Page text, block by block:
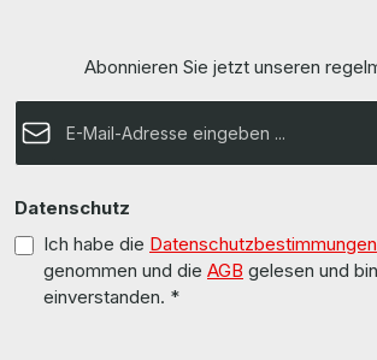
Abonnieren Sie jetzt unseren
E-Mail-Adresse*
Datenschutz
Ich habe die Datenschutzbestimmungen
genommen und die AGB gelesen und
einverstanden. *